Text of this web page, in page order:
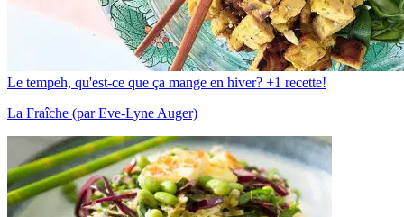
Le tempeh, qu'est-ce que ça mange en hiver? +1 recette!
La Fraîche (par Eve-Lyne Auger)